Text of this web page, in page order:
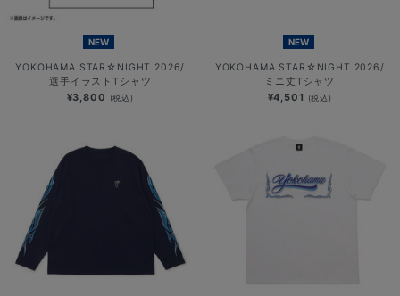
NEW
YOKOHAMA STAR☆NIGHT 2026/
選手イラストTシャツ
¥3,800 (税込)
NEW
YOKOHAMA STAR☆NIGHT 2026/
ミニ丈Tシャツ
¥4,501 (税込)